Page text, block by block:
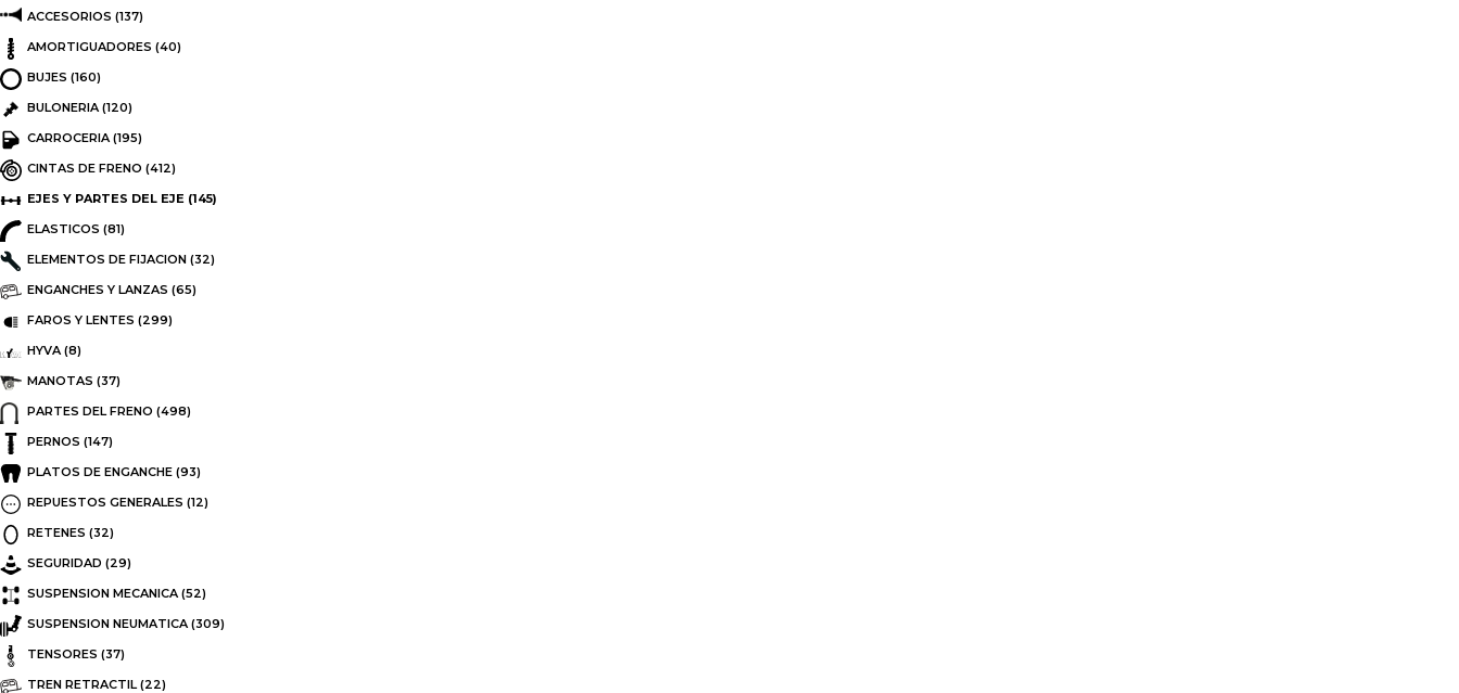
ACCESORIOS (137)
AMORTIGUADORES (40)
BUJES (160)
BULONERIA (120)
CARROCERIA (195)
CINTAS DE FRENO (412)
EJES Y PARTES DEL EJE (145)
ELASTICOS (81)
ELEMENTOS DE FIJACION (32)
ENGANCHES Y LANZAS (65)
FAROS Y LENTES (299)
HYVA (8)
MANOTAS (37)
PARTES DEL FRENO (498)
PERNOS (147)
PLATOS DE ENGANCHE (93)
REPUESTOS GENERALES (12)
RETENES (32)
SEGURIDAD (29)
SUSPENSION MECANICA (52)
SUSPENSION NEUMATICA (309)
TENSORES (37)
TREN RETRACTIL (22)